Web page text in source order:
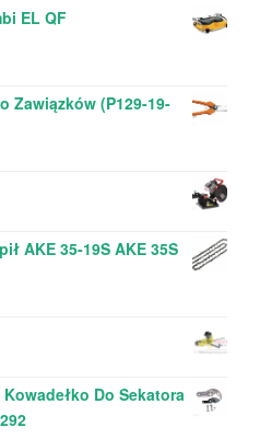
EL QF
Zawiązków (P129-19-
AKE 35-19S AKE 35S
Do Sekatora